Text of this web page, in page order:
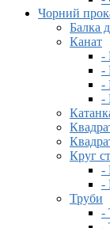
Чорний
Балка
Канат
-
-
-
-
Круг
-
-
Труби
-